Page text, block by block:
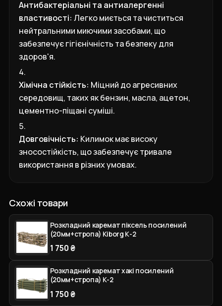
Антибактеріальні та антиалергенні
властивості: Легко миється та чиститься
нейтральними миючими засобами, що
забезпечує гігієнічність та безпеку для
здоров'я.
Хімічна стійкість: Міцний до агресивних
середовищ, таких як бензин, масла, ацетон,
цементно-піщані суміші.
Довговічність: Килимок має високу
зносостійкість, що забезпечує тривале
використання в різних умовах.
Схожі товари
Розкладний каремат піксель посилений
(20мм+стропа) Kiborg К-2
1 750 ₴
Розкладний каремат хакі посилений
(20мм+стропа) К-2
1 750 ₴